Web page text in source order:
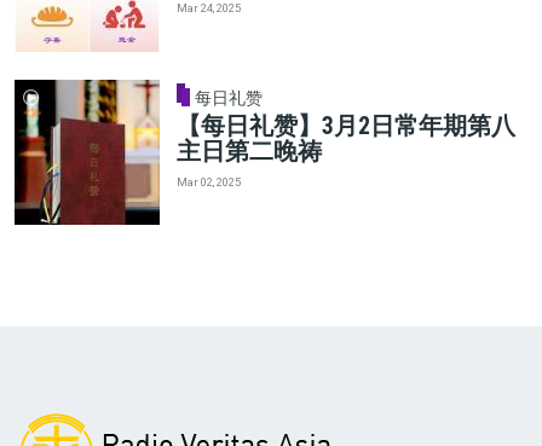
Mar 24, 2025
每日礼赞
【每日礼赞】3月2日常年期第八
主日第二晚祷
Mar 02, 2025